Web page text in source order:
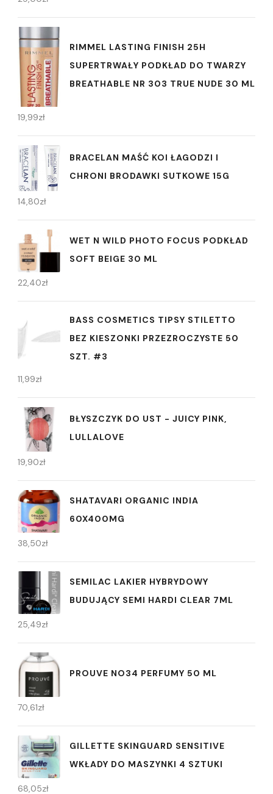
RIMMEL LASTING FINISH 25H
SUPERTRWAŁY PODKŁAD DO TWARZY
BREATHABLE NR 303 TRUE NUDE 30 ML
19,99zł
BRACELAN MAŚĆ KOI ŁAGODZI I
CHRONI BRODAWKI SUTKOWE 15G
14,80zł
WET N WILD PHOTO FOCUS PODKŁAD
SOFT BEIGE 30 ML
22,40zł
BASS COSMETICS TIPSY STILETTO
BEZ KIESZONKI PRZEZROCZYSTE 50
SZT. #3
11,99zł
BŁYSZCZYK DO UST - JUICY PINK,
LULLALOVE
19,90zł
SHATAVARI ORGANIC INDIA
60X400MG
38,50zł
SEMILAC LAKIER HYBRYDOWY
BUDUJĄCY SEMI HARDI CLEAR 7ML
25,49zł
PROUVE NO34 PERFUMY 50 ML
70,61zł
GILLETTE SKINGUARD SENSITIVE
WKŁADY DO MASZYNKI 4 SZTUKI
68,05zł